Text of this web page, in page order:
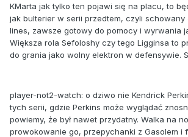
KMarta jak tylko ten pojawi się na placu, to
jak bulterier w serii przedtem, czyli schowany
lines, zawsze gotowy do pomocy i wyrwania
Większa rola Sefoloshy czy tego Ligginsa to
do grania jako wolny elektron w defensywie.
player-not2-watch: o dziwo nie Kendrick
tych serii, gdzie Perkins może wyglądać
powiemy, że był nawet przydatny. Walka na
prowokowanie go, przepychanki z Gasolem i